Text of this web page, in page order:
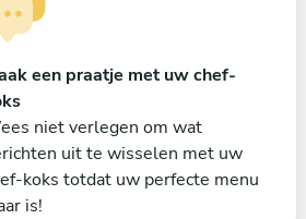
een praatje met uw chef-
niet verlegen om wat
uit te wisselen met uw
koks totdat uw perfecte menu
is!